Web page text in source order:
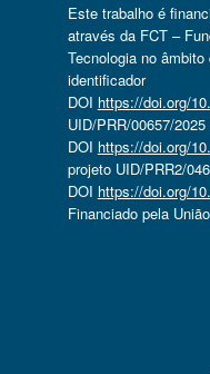
Este trabalho é
através da FCT –
Tecnologia no
identificador
DOI https://doi.org/
UID/PRR/00657/
DOI https://doi.org/
projeto UID/PRR2/
DOI https://doi.org/
Financiado pela